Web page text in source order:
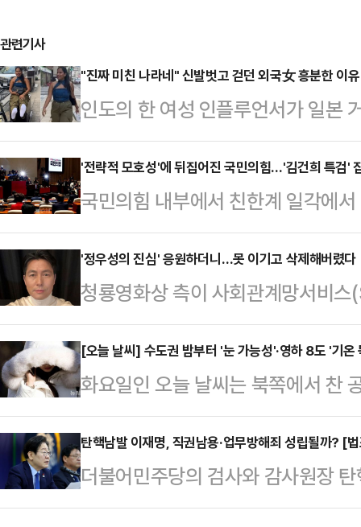
관련기사
"진짜 미친 나라네" 신발벗고 걷던 외국女 흥분한 이유
인도의 한 여성 인플루언서가 일본
벗고 걸었다.28일(현지시간) 홍콩
면 인스타그램에서 약 140만명의
만 신은 채 거리를 걷는 실험을 했
뒤 사람들도 북적거리는 도쿄 거리
사서 바로 일본의 거리로 나갔다"
라면 양말이 깨끗할 것"이라고 말
등 거리 곳곳…
'전략적 모호성'에 뒤집어진 국민의힘…'김건희 특검'
국민의힘 내부에서 친한계 일각에
략적 모호성'과 관련한 갑론을박이
된 당내 논란을 김여사 특검과 같은
(친윤석열)계와 한동훈 대표를 향
동훈)계의 의견이 팽팽히 맞서고
갈등이 지속되는 것이 당에 도움이
와 추경호 원내대표가 좀 더 적극적
한다는 주장도 나온다…
'정우성의 진심' 응원하더니…못 이기고 삭제해버렸다
청룡영화상 측이 사회관계망서비
하는 문구를 올렸다가 비난을 받자
달 30일 공식 인스타그램에 '청룡
게시물을 게재했다가 이내 수정했
영화상에 참석해 혼외자 스캔들에
은 모델 문가비와의 사이에서 아들
에 섰다. 이후 사생활과 관련된 루
러싼 비난 여론이 형성…
[오늘 날씨] 수도권 밤부터 '눈 가능성'·영하 8도 '기
화요일인 오늘 날씨는 북쪽에서 찬
아침 기온이 전날보다 10도 내외로
체감온도는 더욱 낮아질 것으로 보
으로 눈이 쌓여있는 가운데 기온이
나는 곳이 많겠다.기상청에 따르면,
탄핵남발 이재명, 직권남용·업무방해죄 성립될까? [
더불어민주당의 검사와 감사원장
재명 대표와 박찬대 원내대표 등을